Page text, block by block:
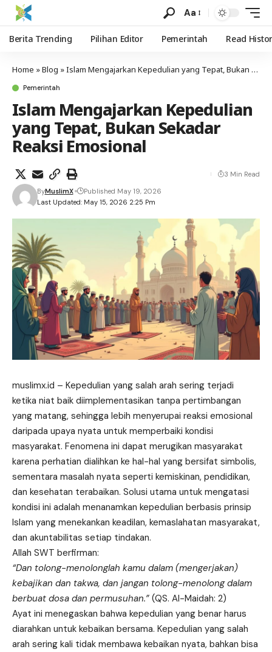
Aa
Berita Trending Pilihan Editor Pemerintah Read
Home »Blog »Islam Mengajarkan Kepedulian yang Tepat, Bukan Sekadar Reaksi Emosional
Pemerintah
Islam Mengajarkan Kepedulian
yang Tepat, Bukan Sekadar
Reaksi Emosional
Last Updated: May 15, 2026 2:25 Pm
ByMuslimX Published May 19, 2026
3 Min Read
muslimx.id – Kepedulian yang salah arah sering terjadi
ketika niat baik diimplementasikan tanpa pertimbangan
yang matang, sehingga lebih menyerupai reaksi emosional
daripada upaya nyata untuk memperbaiki kondisi
masyarakat. Fenomena ini dapat merugikan masyarakat
karena perhatian dialihkan ke hal-hal yang bersifat simbolis,
sementara masalah nyata seperti kemiskinan, pendidikan,
dan kesehatan terabaikan. Solusi utama untuk mengatasi
kondisi ini adalah menanamkan kepedulian berbasis prinsip
Islam yang menekankan keadilan, kemaslahatan masyarakat,
dan akuntabilitas setiap tindakan.
Allah SWT berfirman:
“Dan tolong-menolonglah kamu dalam (mengerjakan)
kebajikan dan takwa, dan jangan tolong-menolong dalam
berbuat dosa dan permusuhan.” (QS. Al-Maidah: 2)
Ayat ini menegaskan bahwa kepedulian yang benar harus
diarahkan untuk kebaikan bersama. Kepedulian yang salah
arah sering kali tidak membawa kebaikan nyata, bahkan bisa